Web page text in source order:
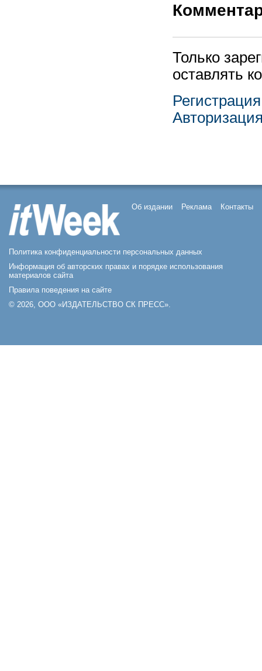
Только
оставлять
Регистрация
Об издании Реклама Контакты
Политика конфиденциальности персональных данных
Информация об авторских правах и порядке использования
материалов сайта
Правила поведения на сайте
© 2026, ООО «ИЗДАТЕЛЬСТВО СК ПРЕСС».